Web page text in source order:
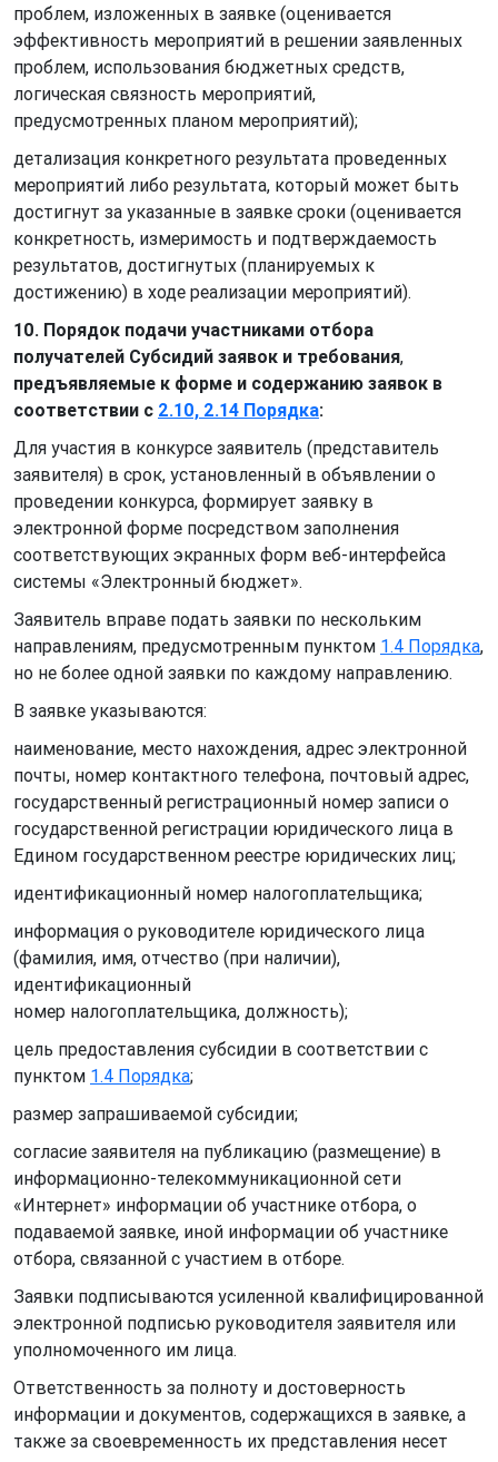
проблем, изложенных в заявке (оценивается
эффективность мероприятий в решении заявленных
проблем, использования бюджетных средств,
логическая связность мероприятий,
предусмотренных планом мероприятий);
детализация конкретного результата проведенных
мероприятий либо результата, который может быть
достигнут за указанные в заявке сроки (оценивается
конкретность, измеримость и подтверждаемость
результатов, достигнутых (планируемых к
достижению) в ходе реализации мероприятий).
10. Порядок подачи участниками отбора
получателей Субсидий заявок и требования,
предъявляемые к форме и содержанию заявок в
соответствии с 2.10, 2.14 Порядка:
Для участия в конкурсе заявитель (представитель
заявителя) в срок, установленный в объявлении о
проведении конкурса, формирует заявку в
электронной форме посредством заполнения
соответствующих экранных форм веб-интерфейса
системы «Электронный бюджет».
Заявитель вправе подать заявки по нескольким
направлениям, предусмотренным пунктом 1.4 Порядка,
но не более одной заявки по каждому направлению.
В заявке указываются:
наименование, место нахождения, адрес электронной
почты, номер контактного телефона, почтовый адрес,
государственный регистрационный номер записи о
государственной регистрации юридического лица в
Едином государственном реестре юридических лиц;
идентификационный номер налогоплательщика;
информация о руководителе юридического лица
(фамилия, имя, отчество (при наличии),
идентификационный
номер налогоплательщика, должность);
цель предоставления субсидии в соответствии с
пунктом 1.4 Порядка;
размер запрашиваемой субсидии;
согласие заявителя на публикацию (размещение) в
информационно-телекоммуникационной сети
«Интернет» информации об участнике отбора, о
подаваемой заявке, иной информации об участнике
отбора, связанной с участием в отборе.
Заявки подписываются усиленной квалифицированной
электронной подписью руководителя заявителя или
уполномоченного им лица.
Ответственность за полноту и достоверность
информации и документов, содержащихся в заявке, а
также за своевременность их представления несет